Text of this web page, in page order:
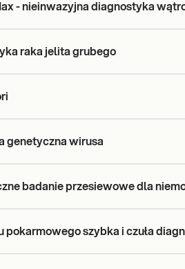
- nieinwazyjna diagnostyka
raka jelita grubego
genetyczna wirusa
badanie przesiewowe dla
pokarmowego szybka i czuła